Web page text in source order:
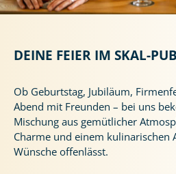
DEINE FEIER IM SKAL-PUB
Ob Geburtstag, Jubiläum,
Abend mit Freunden – bei uns
Mischung aus gemütlicher
Charme und einem kulinarischen
Wünsche offenlässt.